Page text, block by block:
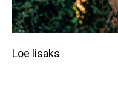
Loe lisaks